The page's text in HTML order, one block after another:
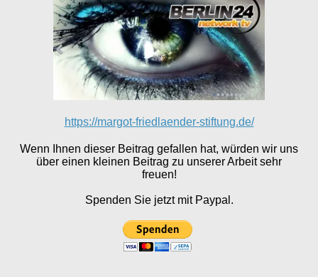
https://margot-friedlaender-stiftung.de/
Wenn Ihnen dieser Beitrag gefallen hat, würden wir uns
über einen kleinen Beitrag zu unserer Arbeit sehr
freuen!
Spenden Sie jetzt mit Paypal.